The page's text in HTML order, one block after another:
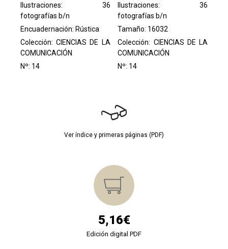
Ilustraciones: 36
fotografías b/n
Encuadernación: Rústica
Colección:CIENCIAS DE LA
COMUNICACIÓN
Nº: 14
Ilustraciones: 36
fotografías b/n
Tamaño: 16032
Colección: CIENCIAS DE LA
COMUNICACIÓN
Nº: 14
Ver índice y primeras páginas (PDF)
5,16€
Edición digital PDF